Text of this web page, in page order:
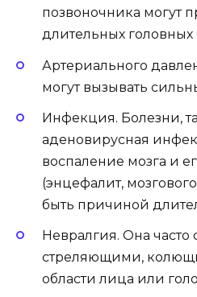
позвоночника могут
длительных головных
Артериального
могут вызывать
Инфекция. Болезни,
аденовирусная
воспаление мозга и
(энцефалит,
быть причиной
Невралгия. Она часто
стреляющими,
области лица или